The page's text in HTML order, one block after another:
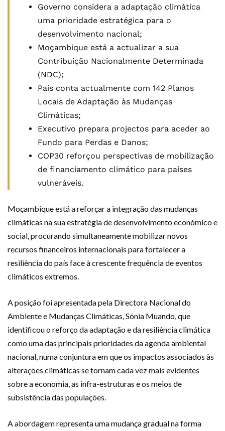
Governo considera a adaptação climática
uma prioridade estratégica para o
desenvolvimento nacional;
Moçambique está a actualizar a sua
Contribuição Nacionalmente Determinada
(NDC);
País conta actualmente com 142 Planos
Locais de Adaptação às Mudanças
Climáticas;
Executivo prepara projectos para aceder ao
Fundo para Perdas e Danos;
COP30 reforçou perspectivas de mobilização
de financiamento climático para países
vulneráveis.
Moçambique está a reforçar a integração das mudanças
climáticas na sua estratégia de desenvolvimento económico e
social, procurando simultaneamente mobilizar novos
recursos financeiros internacionais para fortalecer a
resiliência do país face à crescente frequência de eventos
climáticos extremos.
A posição foi apresentada pela Directora Nacional do
Ambiente e Mudanças Climáticas, Sónia Muando, que
identificou o reforço da adaptação e da resiliência climática
como uma das principais prioridades da agenda ambiental
nacional, numa conjuntura em que os impactos associados às
alterações climáticas se tornam cada vez mais evidentes
sobre a economia, as infra-estruturas e os meios de
subsistência das populações.
A abordagem representa uma mudança gradual na forma